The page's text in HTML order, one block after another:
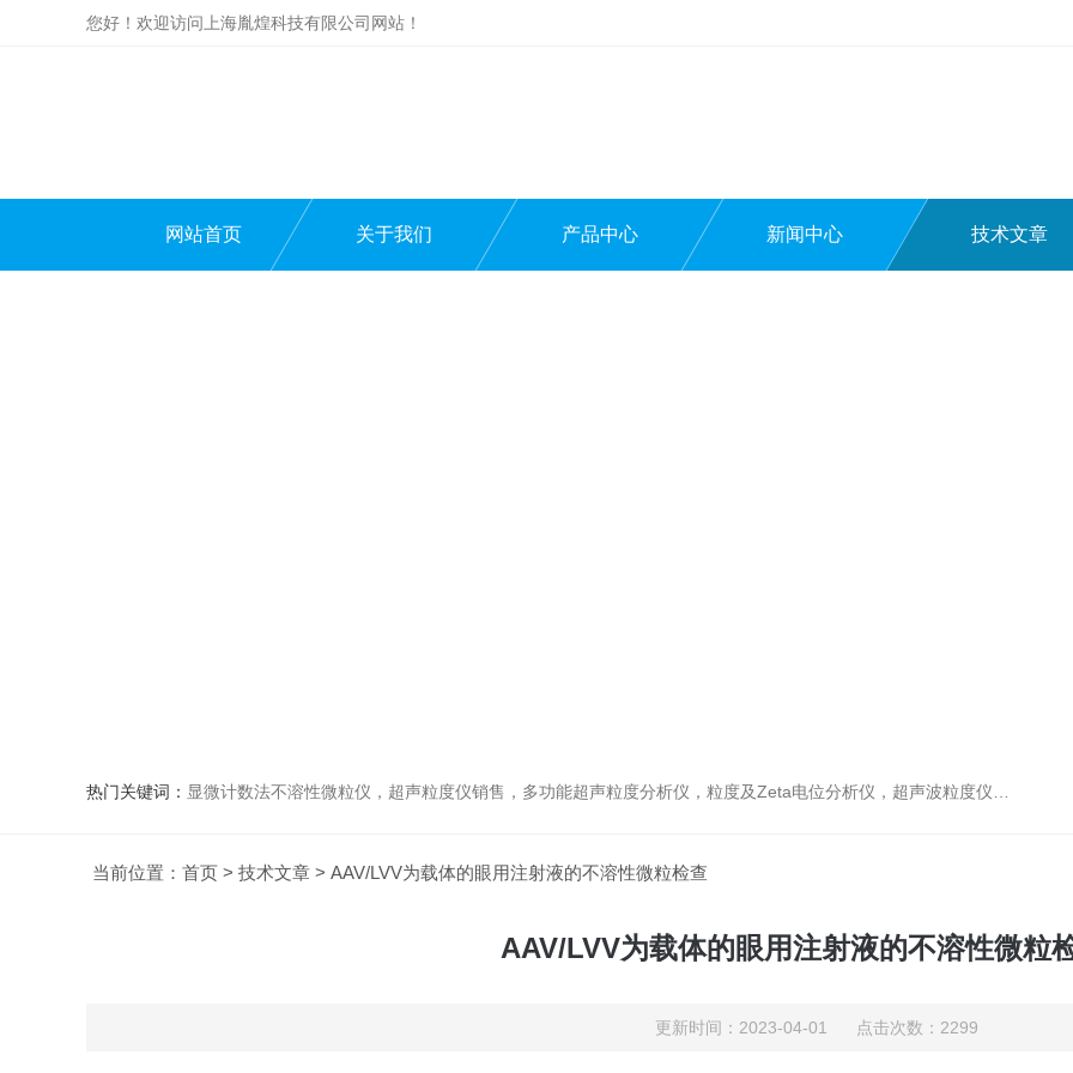
您好！欢迎访问上海胤煌科技有限公司网站！
网站首页 关于我们 产品中心 新闻中心 技术文章
热门关键词： 显微计数法不溶性微粒仪，超声粒度仪销售，多功能超声粒度分析仪，粒度及Zeta电位分析仪，超声波粒度仪，澄清度检查专用伞棚灯，伞棚灯，超声粒度仪超声电位分析仪
当前位置： 首页 > 技术文章 > AAV/LVV为载体的眼用注射液的不溶性微粒检查
AAV/LVV为载体的眼用注射液的不溶性微粒
更新时间：2023-04-01 点击次数：2299